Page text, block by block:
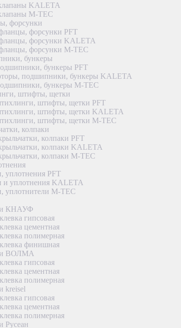
KALETA
M-TEC
форсунки
форсунки PFT
форсунки KALETA
форсунки M-TEC
бункеры
бункеры PFT
подшипники, бункеры KALETA
бункеры M-TEC
штифты, щетки
штифты, щетки PFT
штифты, щетки KALETA
штифты, щетки M-TEC
колпаки
колпаки PFT
колпаки KALETA
колпаки M-TEC
уплотнения PFT
и уплотнения KALETA
уплотнители M-TEC
КНАУФ
гипсовая
цементная
полимерная
финишная
ВОЛМА
гипсовая
цементная
полимерная
kreisel
гипсовая
цементная
полимерная
Русеан